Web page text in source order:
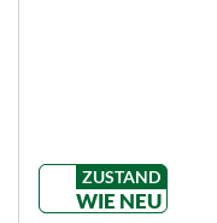
ZUSTAND
WIE NEU